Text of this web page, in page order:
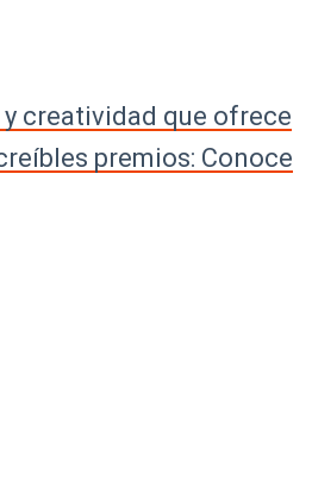
creatividad que ofrece
premios: Conoce